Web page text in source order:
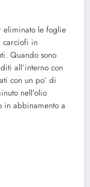
eliminato le foglie
carciofi in
Quando sono
all’interno con
con un po’ di
nell’olio
in abbinamento a